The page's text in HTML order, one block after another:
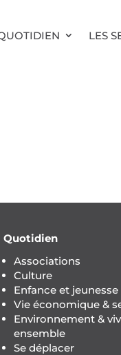
LES
Quotidien
Associations
Culture
Enfance et jeunesse
Vie économique &
Environnement &
ensemble
Se déplacer